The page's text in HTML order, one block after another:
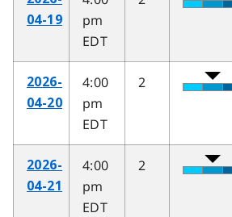
04-19
pm
EDT
2026-
04-20
4:00
pm
EDT
2
2026-
04-21
4:00
pm
EDT
2